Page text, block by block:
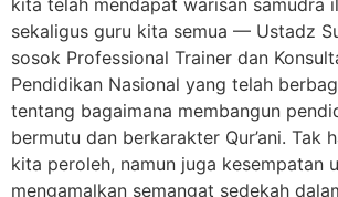
kita telah mendapat warisan samudra
sekaligus guru kita semua — Ustadz
sosok Professional Trainer dan
Pendidikan Nasional yang telah
tentang bagaimana membangun
bermutu dan berkarakter Qur’ani. Tak
kita peroleh, namun juga kesempatan
mengamalkan semangat sedekah